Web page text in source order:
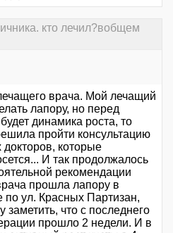
кто лечил?вобщем
врача. Мой лечащий
лапору, но перед
динамика роста, то
пройти консультацию
которые
И так продолжалось
рекомендации
прошла лапору в
по ул. Красных Партизан,
что с последнего
прошло 2 недели. И в